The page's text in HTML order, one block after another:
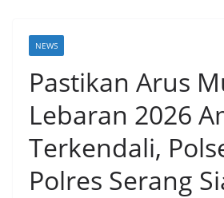
NEWS
Pastikan Arus
Lebaran 2026
Terkendali,
Polres Serang